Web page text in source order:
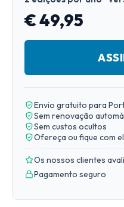
€ 49,95
Envio gratuito para
Sem renovação
Sem custos ocultos
Ofereça ou fique com
Os nossos clientes
Pagamento seguro